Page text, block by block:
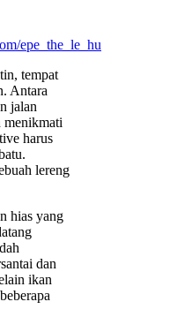
epe_the_le_hu
tempat
Antara
jalan
menikmati
harus
lereng
hias yang
dan
ikan